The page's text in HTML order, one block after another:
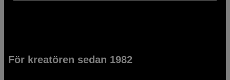
För kreatören sedan 1982